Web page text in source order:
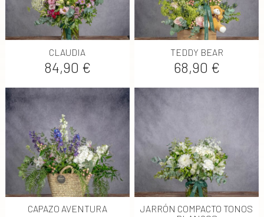
CLAUDIA
Precio
84,90 €
TEDDY BEAR
Precio
68,90 €
CAPAZO AVENTURA
JARRÓN COMPACTO TONOS